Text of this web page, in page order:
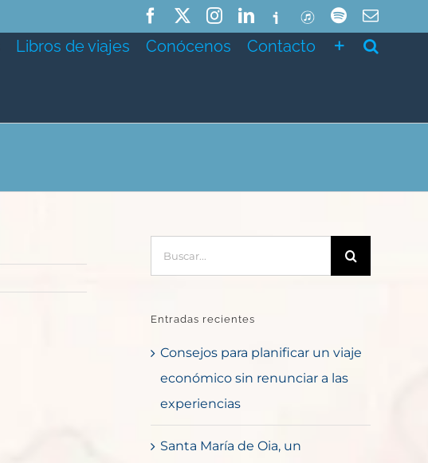
FacebookInstagramLinkedIn
IvooxITunesSpotifyCorreo
Libros de viajes Conócenos Contacto
Entradas recientes
Consejos para planificar un viaje
económico sin renunciar a las
experiencias
Santa María de Oia, un